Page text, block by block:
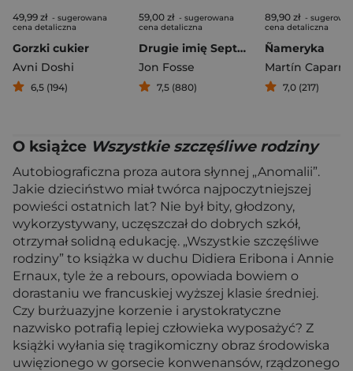
49,99 zł - sugerowana
cena detaliczna
Gorzki cukier
Avni Doshi
6,5 (194)
59,00 zł - sugerowana
cena detaliczna
Drugie imię Septologia I-II
Jon Fosse
7,5 (880)
89,90 zł -
cena detaliczna
Ñameryka
Martín
7,0 (217)
O książce Wszystkie szczęśliwe rodziny
Autobiograficzna proza autora słynnej „Anomalii”.
Jakie dzieciństwo miał twórca najpoczytniejszej
powieści ostatnich lat? Nie był bity, głodzony,
wykorzystywany, uczęszczał do dobrych szkół,
otrzymał solidną edukację. „Wszystkie szczęśliwe
rodziny” to książka w duchu Didiera Eribona i Annie
Ernaux, tyle że a rebours, opowiada bowiem o
dorastaniu we francuskiej wyższej klasie średniej.
Czy burżuazyjne korzenie i arystokratyczne
nazwisko potrafią lepiej człowieka wyposażyć? Z
książki wyłania się tragikomiczny obraz środowiska
uwięzionego w gorsecie konwenansów, rządzonego